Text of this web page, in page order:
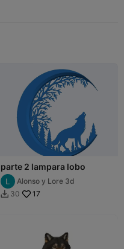
parte 2 lampara lobo
Alonso y Lore 3d
 30 17